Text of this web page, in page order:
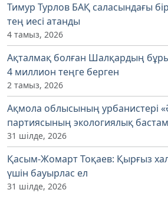
Тимур Турлов БАҚ саласындағы
тең иесі атанды
4 тамыз, 2026
Ақталмақ болған Шалқардың
4 миллион теңге берген
2 тамыз, 2026
Ақмола облысының урбанистері
партиясының экологиялық
31 шілде, 2026
Қасым-Жомарт Тоқаев: Қырғыз
үшін бауырлас ел
31 шілде, 2026